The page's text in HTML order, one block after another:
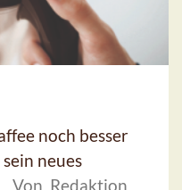
noch besser
neues
Von Redaktion